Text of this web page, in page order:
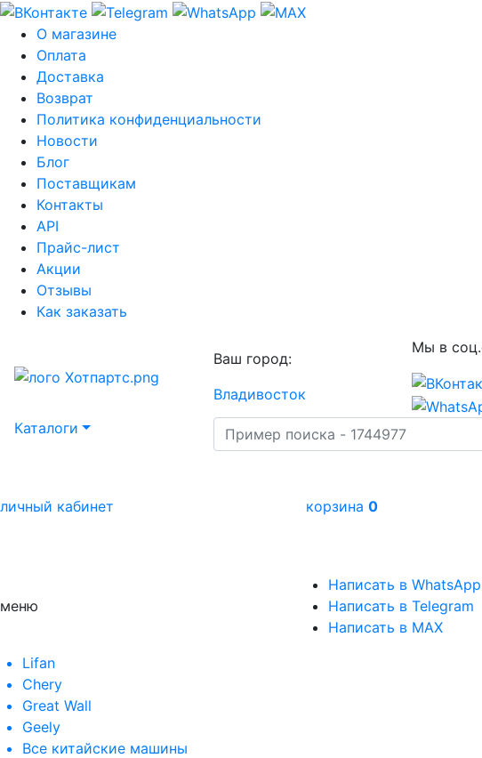
О магазине
Оплата
Доставка
Возврат
Политика конфиденциальности
Новости
Блог
Поставщикам
Контакты
API
Прайс-лист
Акции
Отзывы
Как заказать
Ваш город:
Владивосток
Мы в
Каталоги
личный кабинет корзина 0
меню
Написать в WhatsApp
Написать в Telegram
Написать в MAX
Lifan
Chery
Great Wall
Geely
Все китайские машины